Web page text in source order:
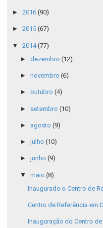
► 2016 (90)
► 2015 (67)
▼ 2014(77)
► dezembro (12)
► novembro (6)
► outubro (4)
► setembro (10)
► agosto (9)
► julho (10)
► junho (9)
▼ maio (8)
Inaugurado o Centro de
Centro de Referência em
Inauguração do Centro